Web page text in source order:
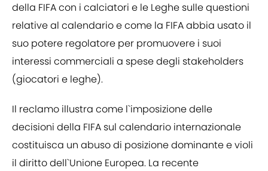
della FIFA con i calciatori e le Leghe sulle questioni
relative al calendario e come la FIFA abbia usato il
suo potere regolatore per promuovere i suoi
interessi commerciali a spese degli stakeholders
(giocatori e leghe).
Il reclamo illustra come l`imposizione delle
decisioni della FIFA sul calendario internazionale
costituisca un abuso di posizione dominante e violi
il diritto dell`Unione Europea. La recente